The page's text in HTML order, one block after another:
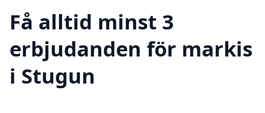
Få alltid minst 3
erbjudanden för markis
i Stugun